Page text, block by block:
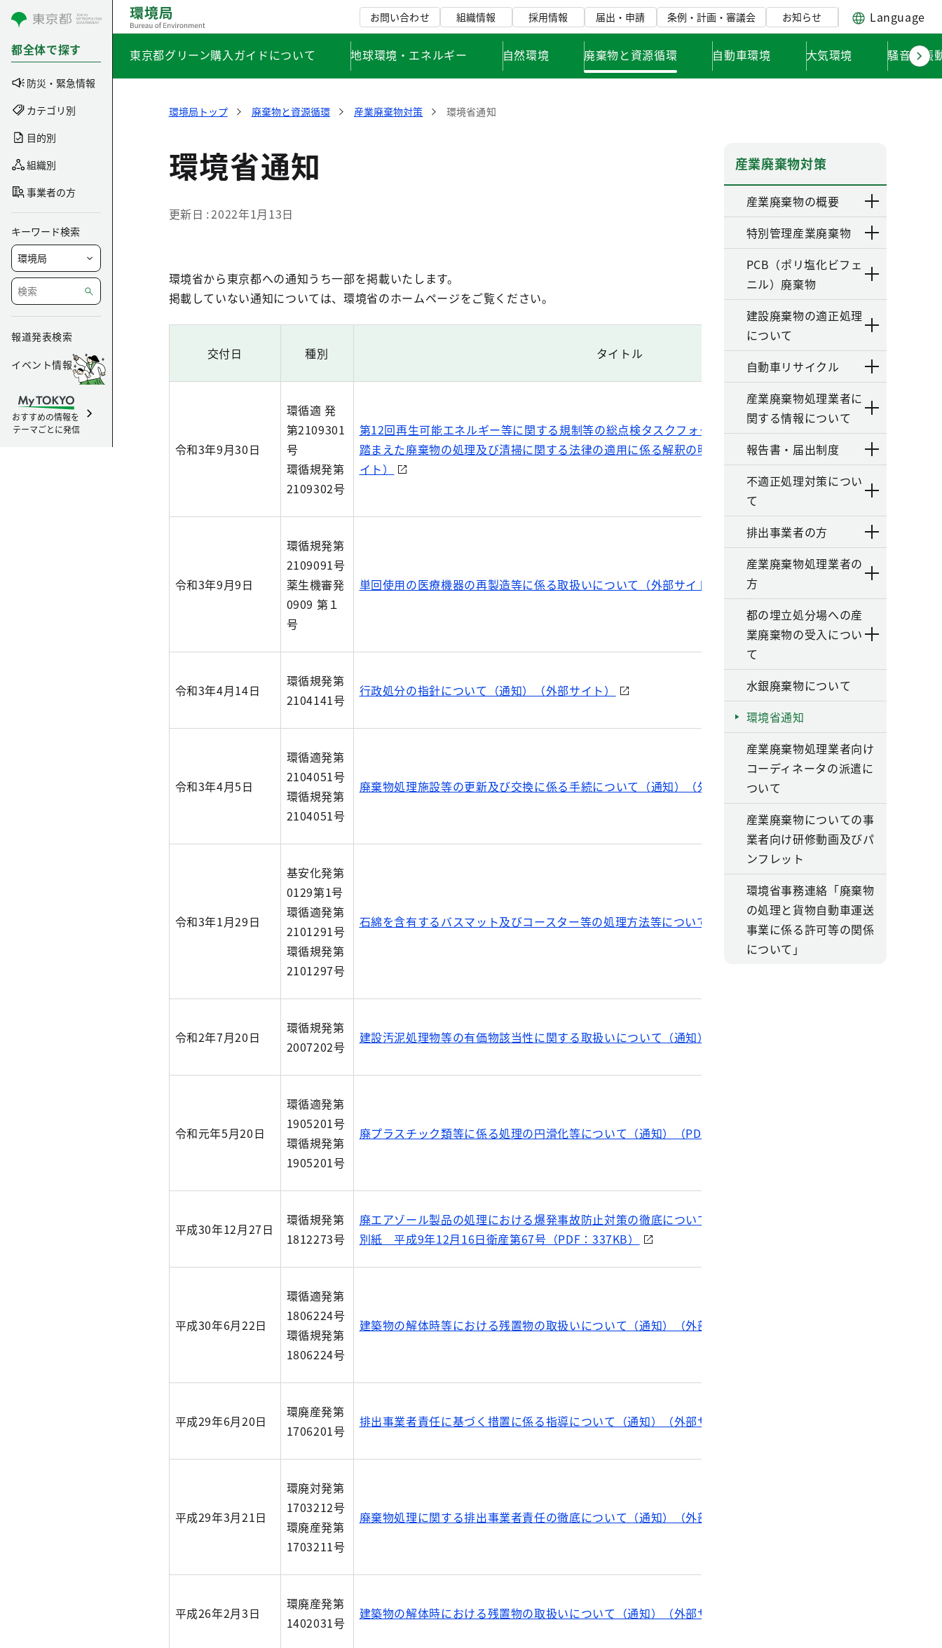
コンテンツにスキップ
都全体で探す
防災・緊急情報
カテゴリ別
目的別
組織別
事業者の方
キーワード検索
報道発表検索
イベント情報
おすすめの情報を
テーマごとに発信
お問い合わせ 組織情報 採用情報 届出・申請 条例・計画・審議会 お知らせ Language
東京都グリーン購入ガイドについて 地球環境・エネルギー 自然環境 廃棄物と資源循環 自動車環境 大気環境 騒音・振
環境局トップ 廃棄物と資源循環 産業廃棄物対策 環境省通知
環境省通知
更新日 2022年1月13日
環境省から東京都への通知うち一部を掲載いたします。
掲載していない通知については、環境省のホームページをご覧ください。
交付日 種別 タイトル
令和3年9月30日
環循適 発
第2109301
号
環循規発第
2109302号
第12回再生可能エネルギー等に関する規制等の総点検タスクフォース（令和３年７月２日開催）を
踏まえた廃棄物の処理及び清掃に関する法律の適用に係る解釈の明確化について（通知）（外部サ
イト）
令和3年9月9日
環循規発第
2109091号
薬生機審発
0909 第１
号
単回使用の医療機器の再製造等に係る取扱いについて（外部サイト）
令和3年4月14日
環循規発第
2104141号
行政処分の指針について（通知）（外部サイト）
令和3年4月5日
環循適発第
2104051号
環循規発第
2104051号
廃棄物処理施設等の更新及び交換に係る手続について（通知）（外部サイト）
令和3年1月29日
基安化発第
0129第1号
環循適発第
2101291号
環循規発第
2101297号
石綿を含有するバスマット及びコースター等の処理方法等について（通知）（外部サイト）
令和2年7月20日
環循規発第
2007202号
建設汚泥処理物等の有価物該当性に関する取扱いについて（通知）（PDF：178KB）
令和元年5月20日
環循適発第
1905201号
環循規発第
1905201号
廃プラスチック類等に係る処理の円滑化等について（通知）（PDF：224KB）
平成30年12月27日
環循規発第
1812273号
廃エアゾール製品の処理における爆発事故防止対策の徹底について（通知）（PDF：114KB）
別紙 平成9年12月16日衛産第67号（PDF：337KB）
平成30年6月22日
環循適発第
1806224号
環循規発第
1806224号
建築物の解体時等における残置物の取扱いについて（通知）（外部サイト）
平成29年6月20日
環廃産発第
1706201号
排出事業者責任に基づく措置に係る指導について（通知）（外部サイト）
平成29年3月21日
環廃対発第
1703212号
環廃産発第
1703211号
廃棄物処理に関する排出事業者責任の徹底について（通知）（外部サイト）
平成26年2月3日
環廃産発第
1402031号
建築物の解体時における残置物の取扱いについて（通知）（外部サイト）
産業廃棄物対策
産業廃棄物の概要
特別管理産業廃棄物
PCB（ポリ塩化ビフェ
ニル）廃棄物
建設廃棄物の適正処理
について
自動車リサイクル
産業廃棄物処理業者に
関する情報について
報告書・届出制度
不適正処理対策につい
て
排出事業者の方
産業廃棄物処理業者の
方
都の埋立処分場への産
業廃棄物の受入につい
て
水銀廃棄物について
環境省通知
産業廃棄物処理業者向け
コーディネータの派遣に
ついて
産業廃棄物についての事
業者向け研修動画及びパ
ンフレット
環境省事務連絡「廃棄物
の処理と貨物自動車運送
事業に係る許可等の関係
について」